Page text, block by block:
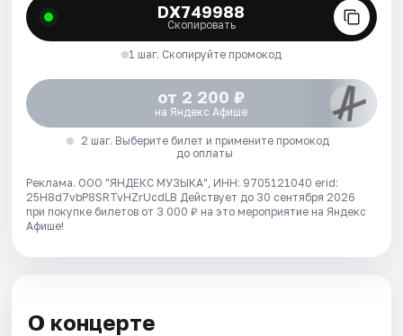
DX749988
Скопировать
1 шаг. Скопируйте промокод
от 2 200 ₽
на Яндекс Афише
2 шаг. Выберите билет и примените промокод
до оплаты
Реклама. ООО "ЯНДЕКС МУЗЫКА", ИНН: 9705121040 erid:
25H8d7vbP8SRTvHZrUcdLB Действует до 30 сентября 2026
при покупке билетов от 3 000 ₽ на это мероприятие на Яндекс
Афише!
О концерте